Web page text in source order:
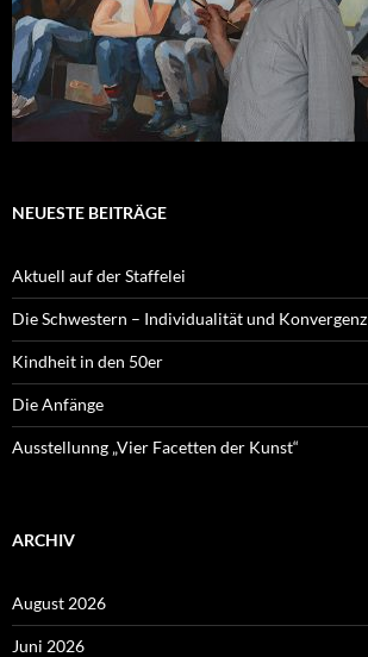
NEUESTE BEITRÄGE
Aktuell auf der Staffelei
Die Schwestern – Individualität und Konvergenz
Kindheit in den 50er
Die Anfänge
Ausstellunng „Vier Facetten der Kunst“
ARCHIV
August 2026
Juni 2026